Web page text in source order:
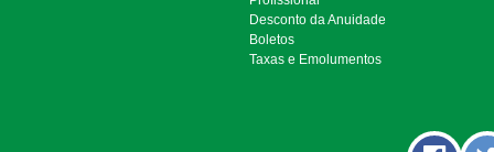
Desconto da Anuidade
Boletos
Taxas e Emolumentos